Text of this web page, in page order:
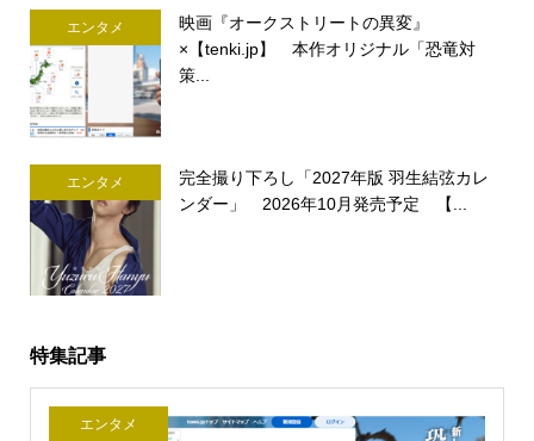
エンタメ
映画『オークストリートの異変』
×【tenki.jp】 本作オリジナル「恐竜対
策...
エンタメ
完全撮り下ろし「2027年版 羽生結弦カレ
ンダー」 2026年10月発売予定 【...
特集記事
エンタメ